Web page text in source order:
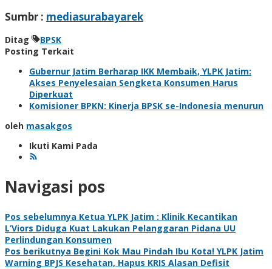
Sumbr : mediasurabayarek
Ditag
BPSK
Posting Terkait
Gubernur Jatim Berharap IKK Membaik, YLPK Jatim:
Akses Penyelesaian Sengketa Konsumen Harus
Diperkuat
Komisioner BPKN: Kinerja BPSK se-Indonesia menurun
oleh masakgos
Ikuti Kami Pada
Navigasi pos
Pos sebelumnya Ketua YLPK Jatim : Klinik Kecantikan
L’Viors Diduga Kuat Lakukan Pelanggaran Pidana UU
Perlindungan Konsumen
Pos berikutnya Begini Kok Mau Pindah Ibu Kota! YLPK Jatim
Warning BPJS Kesehatan, Hapus KRIS Alasan Defisit